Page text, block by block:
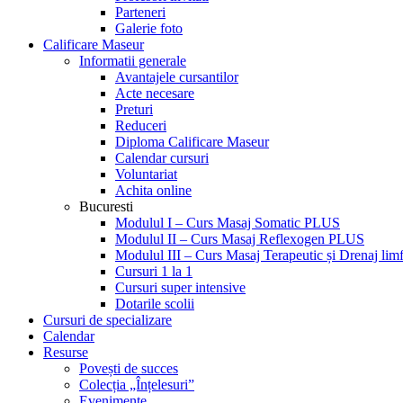
Parteneri
Galerie foto
Calificare Maseur
Informatii generale
Avantajele cursantilor
Acte necesare
Preturi
Reduceri
Diploma Calificare Maseur
Calendar cursuri
Voluntariat
Achita online
Bucuresti
Modulul I – Curs Masaj Somatic PLUS
Modulul II – Curs Masaj Reflexogen PLUS
Modulul III – Curs Masaj Terapeutic și Drenaj
Cursuri 1 la 1
Cursuri super intensive
Dotarile scolii
Cursuri de specializare
Calendar
Resurse
Povești de succes
Colecția „Înțelesuri”